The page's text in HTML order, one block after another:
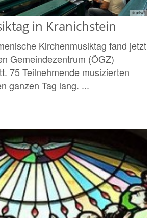
© privat
in Kranichstein
Kirchenmusiktag fand jetzt
Gemeindezentrum (ÖGZ)
75 Teilnehmende musizierten
ganzen Tag lang. ...